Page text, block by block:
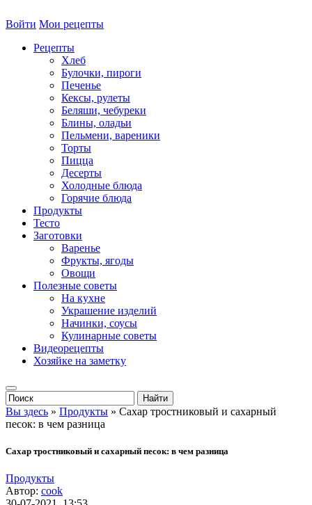
Войти Мои рецепты
Рецепты
Хлеб
Булочки, пироги
Печенье
Кексы, рулеты
Беляши, чебуреки
Блины, оладьи
Пельмени, вареники
Торты
Пицца
Десерты
Холодные блюда
Горячие блюда
Продукты
Тесто
Заготовки
Варенье
Фрукты, ягоды
Овощи
Полезные советы
На кухне
Украшение изделий
Начинки, соусы
Кулинарные советы
Видеорецепты
Хозяйке на заметку
Вы здесь » Продукты » Сахар тростниковый и сахарный
песок: в чем разница
Сахар тростниковый и сахарный песок: в чем разница
Продукты
Автор: cook